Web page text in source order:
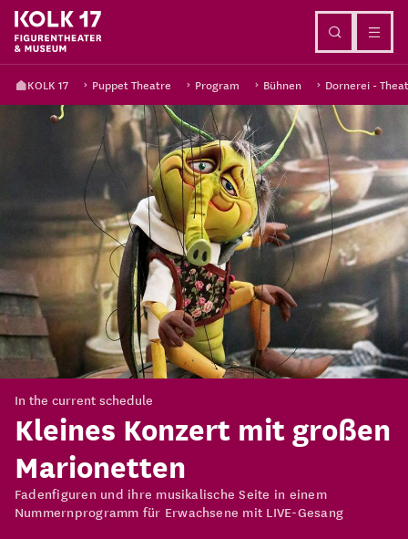
KOLK 17 Puppet Theatre Program Bühnen Dornerei -
In the current schedule
Kleines Konzert mit großen
Marionetten
Fadenfiguren und ihre musikalische Seite in einem
Nummernprogramm für Erwachsene mit LIVE-Gesang